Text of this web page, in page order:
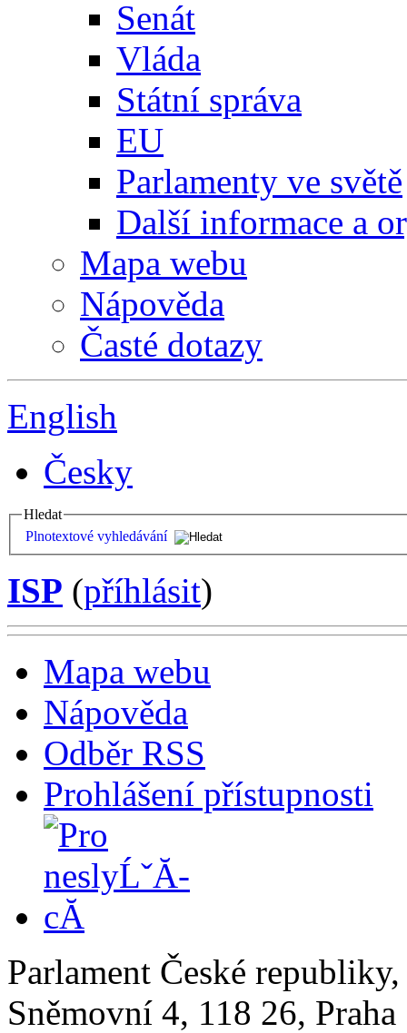
Senát
Vláda
Státní správa
EU
Parlamenty ve světě
Další informace a
Mapa webu
Nápověda
Časté dotazy
English
Česky
Hledat
Plnotextové vyhledávání
ISP (příhlásit)
Mapa webu
Nápověda
Odběr RSS
Prohlášení přístupnosti
Parlament České
Sněmovní 4, 118 26,